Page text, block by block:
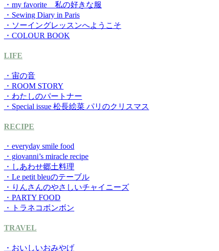
・my favorite 私の好きな服
・Sewing Diary in Paris
・ソーイングレッスンへようこそ
・COLOUR BOOK
LIFE
・宙の音
・ROOM STORY
・わたしのパートナー
・Special issue 松長絵菜 パリのクリスマス
RECIPE
・everyday smile food
・giovanni’s miracle recipe
・しあわせ郷土料理
・Le petit bleuのテーブル
・りんさんのやさしいチャイニーズ
・PARTY FOOD
・トラネコボンボン
TRAVEL
・おいしいおみやげ